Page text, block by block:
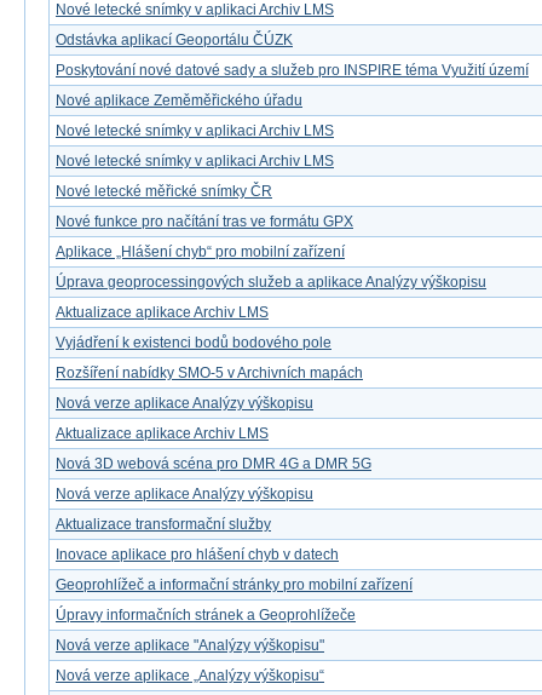
Nové letecké snímky v aplikaci Archiv LMS
Odstávka aplikací Geoportálu ČÚZK
Poskytování nové datové sady a služeb pro INSPIRE téma Využití území
Nové aplikace Zeměměřického úřadu
Nové letecké snímky v aplikaci Archiv LMS
Nové letecké snímky v aplikaci Archiv LMS
Nové letecké měřické snímky ČR
Nové funkce pro načítání tras ve formátu GPX
Aplikace „Hlášení chyb“ pro mobilní zařízení
Úprava geoprocessingových služeb a aplikace Analýzy výškopisu
Aktualizace aplikace Archiv LMS
Vyjádření k existenci bodů bodového pole
Rozšíření nabídky SMO-5 v Archivních mapách
Nová verze aplikace Analýzy výškopisu
Aktualizace aplikace Archiv LMS
Nová 3D webová scéna pro DMR 4G a DMR 5G
Nová verze aplikace Analýzy výškopisu
Aktualizace transformační služby
Inovace aplikace pro hlášení chyb v datech
Geoprohlížeč a informační stránky pro mobilní zařízení
Úpravy informačních stránek a Geoprohlížeče
Nová verze aplikace "Analýzy výškopisu"
Nová verze aplikace „Analýzy výškopisu“